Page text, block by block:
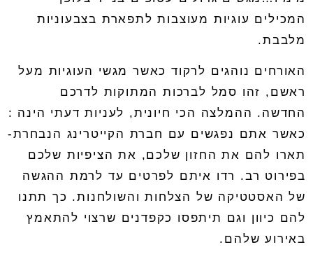
המכילים עוגיות מעוצבות לתפארת בצבעוניות
מלבבת.
האורחים נוהגים לרקוד כאשר מגשי העוגיות מעל
ראשם , זהו סמל לברכות המתוקות לדרכם
החדשה . ההמלצה הכי חיונית, לעניות דעתי הינה :
כאשר אתם נפגשים עם חברת הקייטרינג הנבחרת-
תארו להם את החזון שלכם, את הציפיות שלכם
בפירוט רב. רדו איתם לפרטים עד לרמת ההגשה
של האסטטיקה של הצלחות והשולחנות. כך תתנו
להם כיוון וגם תיתפסו כקפדנים שרצוי להתאמץ
באירוע שלהם .